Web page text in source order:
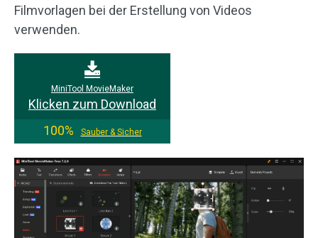
Filmvorlagen bei der Erstellung von Videos
verwenden.
MiniTool MovieMaker
Klicken zum Download
100%
Sauber & Sicher